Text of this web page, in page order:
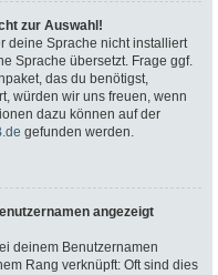
zur Auswahl!
deine Sprache nicht installiert
Sprache übersetzt. Frage ggf.
das du benötigst,
würden wir uns freuen, wenn
dazu können auf der
gefunden werden.
angezeigt
deinem Benutzernamen
Rang verknüpft: Oft sind dies